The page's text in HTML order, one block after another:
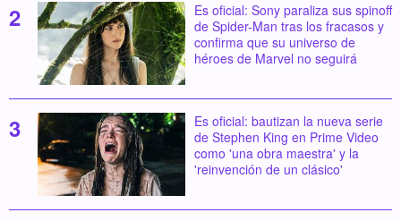
Es oficial: Sony paraliza sus spinoff
de Spider-Man tras los fracasos y
confirma que su universo de
héroes de Marvel no seguirá
Es oficial: bautizan la nueva serie
de Stephen King en Prime Video
como 'una obra maestra' y la
'reinvención de un clásico'